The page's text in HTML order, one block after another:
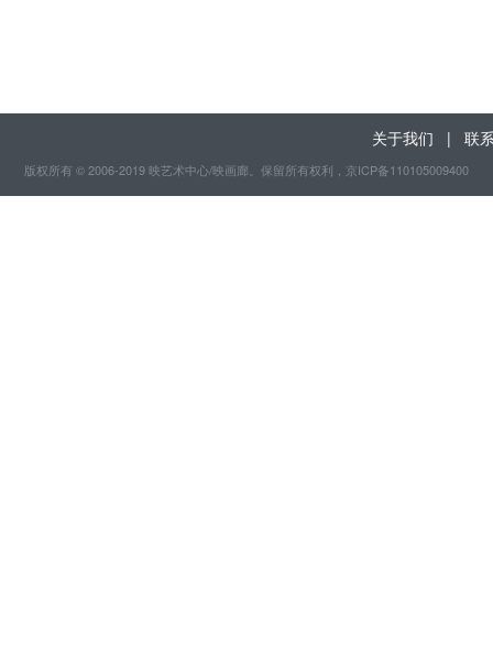
关于我们 | 联
版权所有 © 2006-2019 映艺术中心/映画廊。保留所有权利 ，京ICP备110105009400